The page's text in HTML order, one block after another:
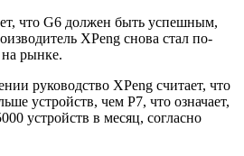
что G6 должен быть успешным,
XPeng снова стал по-
рынке.
руководство XPeng считает, что
устройств, чем P7, что означает,
устройств в месяц, согласно